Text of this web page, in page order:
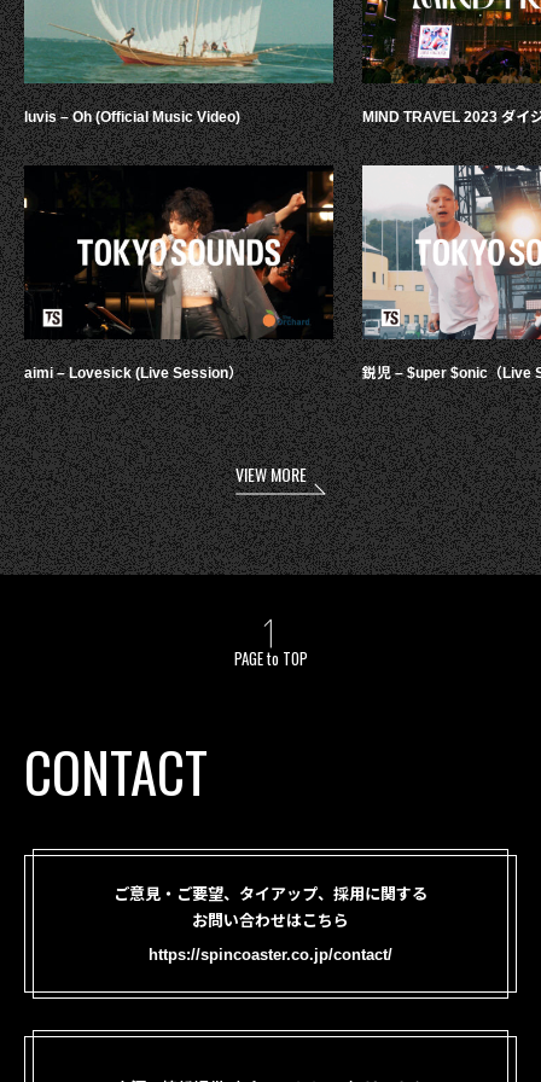
luvis – Oh (Official Music Video)
aimi – Lovesick (Live Session）
MIND TRAVEL 2023 ダイ
鋭児 – $uper $onic（Live
VIEW MORE
PAGE to TOP
CONTACT
ご意見・ご要望、タイアップ、採用に関する
お問い合わせはこちら
https://spincoaster.co.jp/contact/